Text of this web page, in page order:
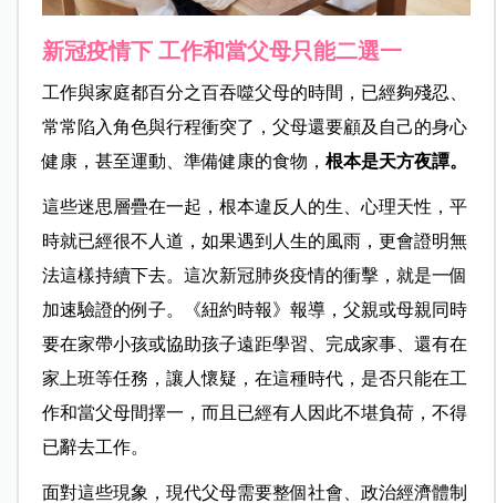
新冠疫情下 工作和當父母只能二選一
工作與家庭都百分之百吞噬父母的時間，已經夠殘忍、
常常陷入角色與行程衝突了，父母還要顧及自己的身心
健康，甚至運動、準備健康的食物， 根本是天方夜譚。
這些迷思層疊在一起，根本違反人的生、心理天性，平
時就已經很不人道，如果遇到人生的風雨，更會證明無
法這樣持續下去。這次新冠肺炎疫情的衝擊，就是一個
加速驗證的例子。《紐約時報》報導，父親或母親同時
要在家帶小孩或協助孩子遠距學習、完成家事、還有在
家上班等任務，讓人懷疑，在這種時代，是否只能在工
作和當父母間擇一，而且已經有人因此不堪負荷，不得
已辭去工作。
面對這些現象，現代父母需要整個社會、政治經濟體制